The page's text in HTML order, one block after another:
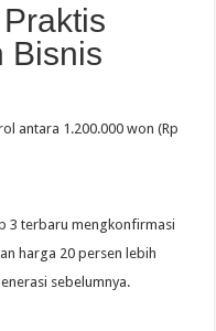
Bisnis
antara 1.200.000 won (Rp
3 terbaru mengkonfirmasi
harga 20 persen lebih
sebelumnya.